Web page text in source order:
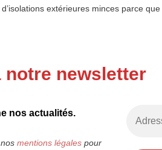
extérieures minces parce que
notre newsletter
nos actualités.
mentions légalespour